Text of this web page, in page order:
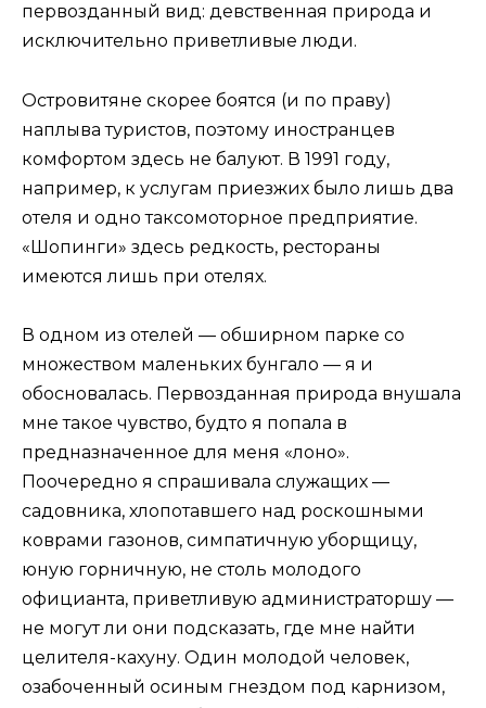
первозданный вид: девственная природа и
исключительно приветливые люди.
Островитяне скорее боятся (и по праву)
наплыва туристов, поэтому иностранцев
комфортом здесь не балуют. В 1991 году,
например, к услугам приезжих было лишь два
отеля и одно таксомоторное предприятие.
«Шопинги» здесь редкость, рестораны
имеются лишь при отелях.
В одном из отелей — обширном парке со
множеством маленьких бунгало — я и
обосновалась. Первозданная природа внушала
мне такое чувство, будто я попала в
предназначенное для меня «лоно».
Поочередно я спрашивала служащих —
садовника, хлопотавшего над роскошными
коврами газонов, симпатичную уборщицу,
юную горничную, не столь молодого
официанта, приветливую администраторшу —
не могут ли они подсказать, где мне найти
целителя-кахуну. Один молодой человек,
озабоченный осиным гнездом под карнизом,